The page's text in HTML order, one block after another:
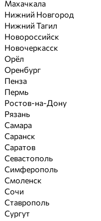
Махачкала
Нижний Новгород
Нижний Тагил
Новороссийск
Новочеркасск
Орёл
Оренбург
Пенза
Пермь
Ростов-на-Дону
Рязань
Самара
Саранск
Саратов
Севастополь
Симферополь
Смоленск
Сочи
Ставрополь
Сургут